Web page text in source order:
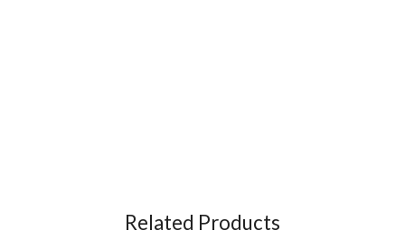
Related Products